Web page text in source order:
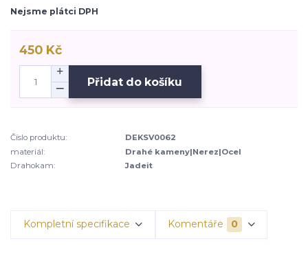
Nejsme plátci DPH
450 Kč
Přidat do košíku
Číslo produktu:
DEKSV0062
materiál:
Drahé kameny|Nerez|Ocel
Drahokam:
Jadeit
Kompletní specifikace Komentáře 0